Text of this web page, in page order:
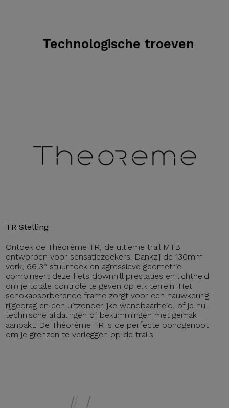
Technologische troeven
TR Stelling
Ontdek de Théorème TR, de ultieme trail MTB
ontworpen voor sensatiezoekers. Dankzij de 130mm
vork, 66,3° stuurhoek en agressieve geometrie
combineert deze fiets downhill prestaties en lichtheid
om je totale controle te geven op elk terrein. Het
schokabsorberende frame zorgt voor een nauwkeurig
rijgedrag en een uitzonderlijke wendbaarheid, of je nu
technische afdalingen of beklimmingen met gemak
aanpakt. De Théorème TR is de perfecte bondgenoot
om je grenzen te verleggen op de trails.